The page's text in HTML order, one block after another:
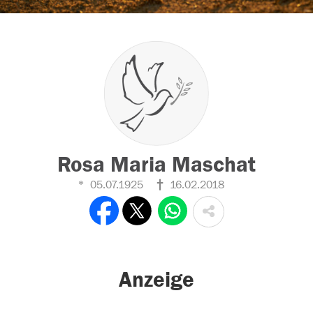
Rosa Maria Maschat
05.07.1925 16.02.2018
Anzeige